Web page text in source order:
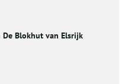
Blokhut van Elsrijk